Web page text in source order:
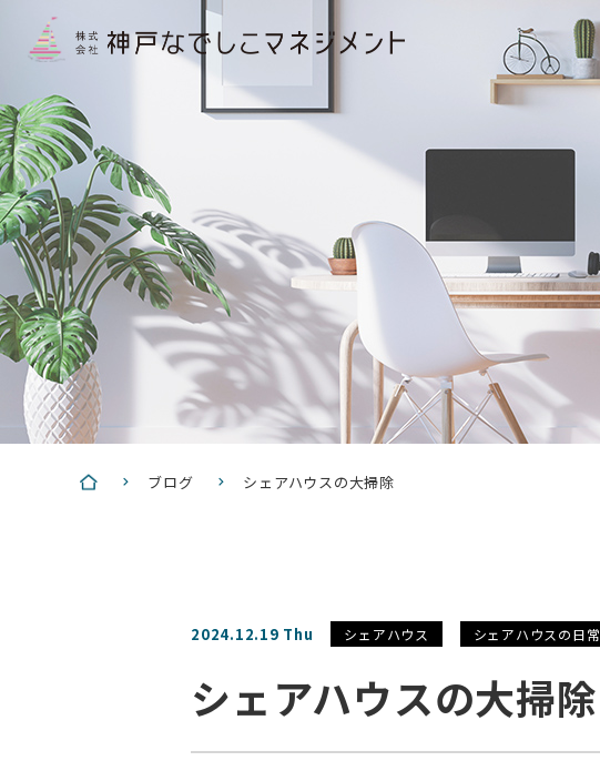
ブログ シェアハウスの大掃除
2024.12.19 Thu シェアハウス シェアハウスの日常
シェアハウスの大掃除